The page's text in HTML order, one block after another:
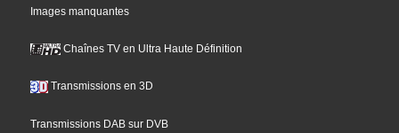
Images manquantes
Chaînes TV en Ultra Haute Définition
Transmissions en 3D
Transmissions DAB sur DVB